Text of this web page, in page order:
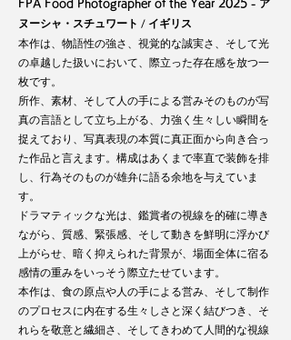
FPA Food Photographer of the Year 2025 - ア
ヌーシャ・スチュワート / イギリス
本作は、物語性の強さ、視覚的な誠実さ、そして光
の卓越した扱いにおいて、際立った存在感を放つ一
枚です。
所作、素材、そして人の手による営みそのものが写
真の言語として立ち上がる、力強く生々しい瞬間を
捉えており、写真表現の本質に真正面から向き合っ
た作品と言えます。構成はあくまで率直で装飾を排
し、行為そのものが雄弁に語る余地を与えていま
す。
ドラマティックな光は、鑑賞者の視線を的確に導き
ながら、質感、緊張感、そして動きを鮮明に浮かび
上がらせ、暗く抑えられた背景が、場面全体に宿る
感情の重みをいっそう際立たせています。
本作は、食の原点や人の手による営み、そして制作
のプロセスに内在する生々しさと深く結びつき、そ
れらを敬意と繊細さ、そしてきわめて人間的な視線